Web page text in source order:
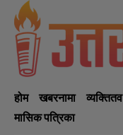
होम खबरनामा व्यक्तितव
मासिक पत्रिका